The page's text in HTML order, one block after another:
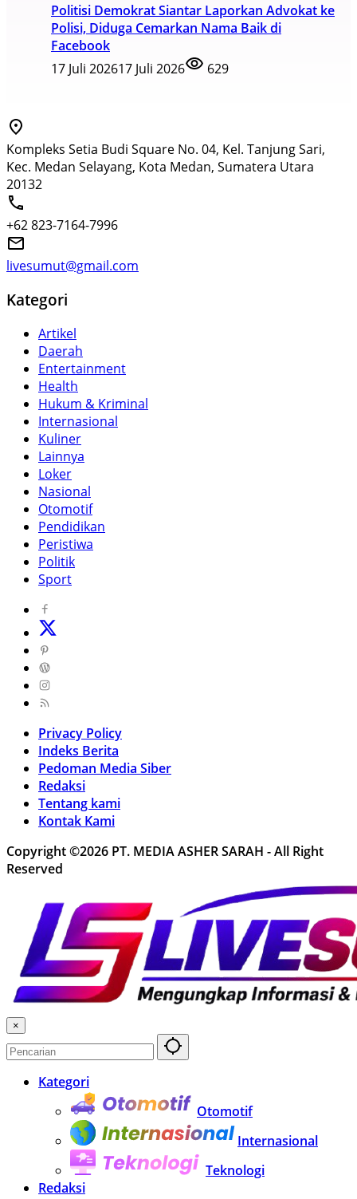
Politisi Demokrat Siantar Laporkan Advokat ke
Polisi, Diduga Cemarkan Nama Baik di
Facebook
17 Juli 202617 Juli 2026 629
Kompleks Setia Budi Square No. 04, Kel. Tanjung Sari,
Kec. Medan Selayang, Kota Medan, Sumatera Utara
20132
+62 823-7164-7996
livesumut@gmail.com
Kategori
Artikel
Daerah
Entertainment
Health
Hukum & Kriminal
Internasional
Kuliner
Lainnya
Loker
Nasional
Otomotif
Pendidikan
Peristiwa
Politik
Sport
Privacy Policy
Indeks Berita
Pedoman Media Siber
Redaksi
Tentang kami
Kontak Kami
Copyright ©2026 PT. MEDIA ASHER SARAH - All Right
Reserved
×
Kategori
Otomotif
Internasional
Teknologi
Redaksi